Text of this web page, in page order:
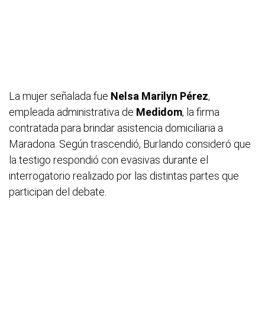
La mujer señalada fue Nelsa Marilyn Pérez,
empleada administrativa de Medidom, la firma
contratada para brindar asistencia domiciliaria a
Maradona. Según trascendió, Burlando consideró que
la testigo respondió con evasivas durante el
interrogatorio realizado por las distintas partes que
participan del debate.